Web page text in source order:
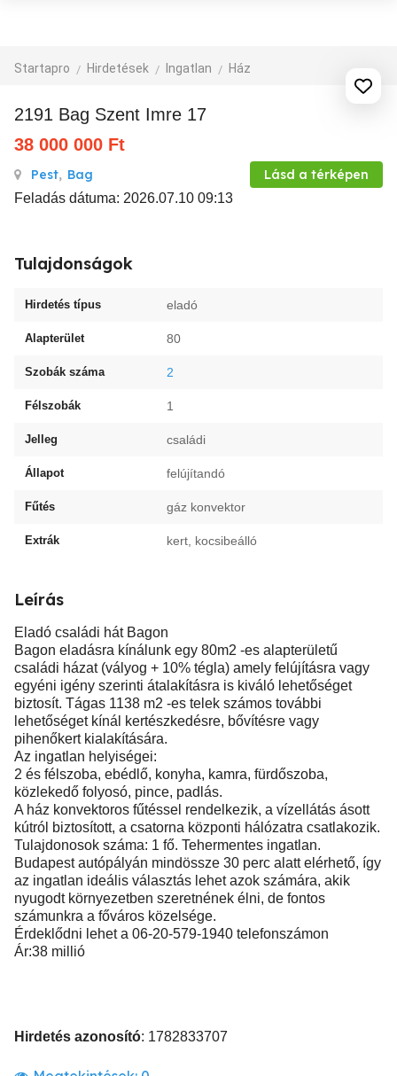
Startapro Hirdetések Ingatlan Ház
2191 Bag Szent Imre 17
38 000 000 Ft
Pest, Bag Lásd a térképen
Feladás dátuma: 2026.07.10 09:13
Tulajdonságok
Hirdetés típus eladó
Alapterület 80
Szobák száma 2
Félszobák 1
Jelleg családi
Állapot felújítandó
Fűtés gáz konvektor
Extrák kert, kocsibeálló
Leírás
Eladó családi hát Bagon
Bagon eladásra kínálunk egy 80m2 -es alapterületű
családi házat (vályog + 10% tégla) amely felújításra vagy
egyéni igény szerinti átalakításra is kiváló lehetőséget
biztosít. Tágas 1138 m2 -es telek számos további
lehetőséget kínál kertészkedésre, bővítésre vagy
pihenőkert kialakítására.
Az ingatlan helyiségei:
2 és félszoba, ebédlő, konyha, kamra, fürdőszoba,
közlekedő folyosó, pince, padlás.
A ház konvektoros fűtéssel rendelkezik, a vízellátás ásott
kútról biztosított, a csatorna központi hálózatra csatlakozik.
Tulajdonosok száma: 1 fő. Tehermentes ingatlan.
Budapest autópályán mindössze 30 perc alatt elérhető, így
az ingatlan ideális választás lehet azok számára, akik
nyugodt környezetben szeretnének élni, de fontos
számunkra a főváros közelsége.
Érdeklődni lehet a 06-20-579-1940 telefonszámon
Ár:38 millió
Hirdetés azonosító: 1782833707